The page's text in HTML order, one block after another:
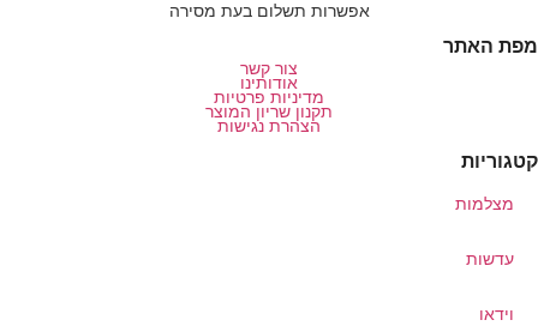
אפשרות תשלום בעת מסירה
מפת האתר
צור קשר
אודותינו
מדיניות פרטיות
תקנון שריון המוצר
הצהרת נגישות
קטגוריות
מצלמות
עדשות
וידאו